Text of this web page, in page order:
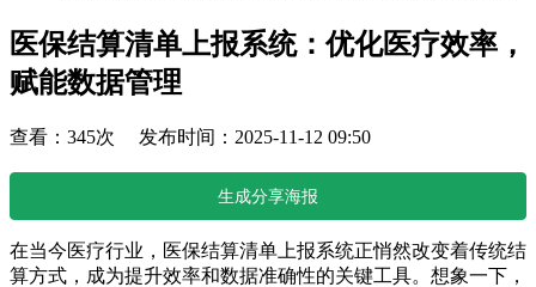
医保结算清单上报系统：优化医疗效率，
赋能数据管理
查看：345次 发布时间：2025-11-12 09:50
生成分享海报
在当今医疗行业，医保结算清单上报系统正悄然改变着传统结
算方式，成为提升效率和数据准确性的关键工具。想象一下，